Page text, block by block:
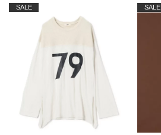
SALE SALE